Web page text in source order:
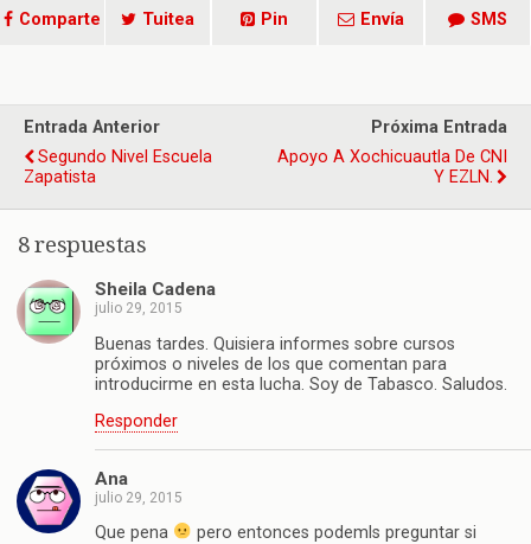
Comparte Tuitea Pin Envía SMS
Entrada Anterior
Segundo Nivel Escuela
Zapatista
Próxima Entrada
Apoyo A Xochicuautla De CNI
Y EZLN.
8 respuestas
Sheila Cadena
julio 29, 2015
Buenas tardes. Quisiera informes sobre cursos
próximos o niveles de los que comentan para
introducirme en esta lucha. Soy de Tabasco. Saludos.
Responder
Ana
julio 29, 2015
Que pena
pero entonces podemls preguntar si